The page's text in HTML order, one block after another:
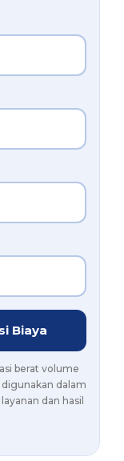
Biaya
berat volume
dalam
dan hasil